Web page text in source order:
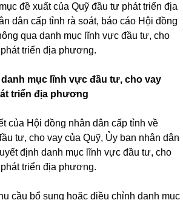
đề xuất của Quỹ đầu tư phát triển địa
dân cấp tỉnh rà soát, báo cáo Hội đồng
qua danh mục lĩnh vực đầu tư, cho
triển địa phương.
mục lĩnh vực đầu tư, cho vay
triển địa phương
của Hội đồng nhân dân cấp tỉnh về
tư, cho vay của Quỹ, Ủy ban nhân dân
định danh mục lĩnh vực đầu tư, cho
triển địa phương.
cầu bổ sung hoặc điều chỉnh danh mục